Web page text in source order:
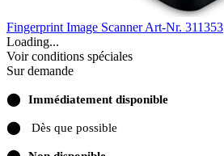
Fingerprint Image ScannerArt-Nr. 311353
Loading...
Voir conditions spéciales
Sur demande
⬤ Immédiatement disponible
⬤ Dès que possible